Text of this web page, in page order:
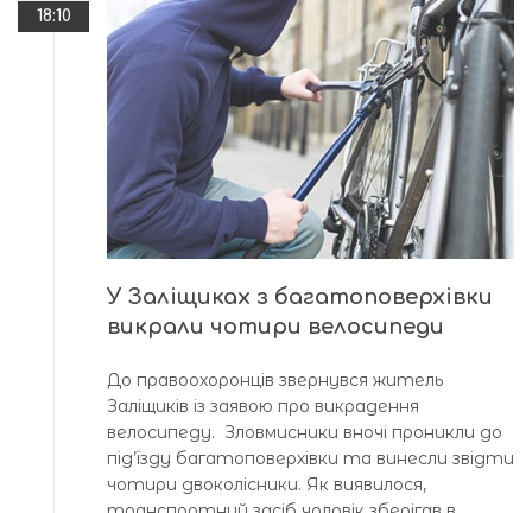
18:10
У Заліщиках з багатоповерхівки
викрали чотири велосипеди
До правоохоронців звернувся житель
Заліщиків із заявою про викрадення
велосипеду. Зловмисники вночі проникли до
під’їзду багатоповерхівки та винесли звідти
чотири двоколісники. Як виявилося,